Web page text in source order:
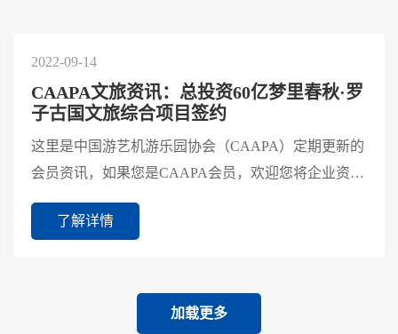
2022-09-14
CAAPA文旅资讯：总投资60亿梦里春秋·罗
子古国文旅综合项目签约
这里是中国游艺机游乐园协会（CAAPA）定期更新的
会员资讯，如果您是CAAPA会员，欢迎您将企业资讯
发送至CAAPA宣传部微信（18810272514）进行投
稿；如果您想成为CA...
了解详情
加载更多